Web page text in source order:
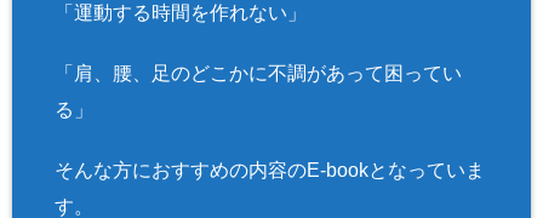
「運動する時間を作れない」
「肩、腰、足のどこかに不調があって困ってい
る」
そんな方におすすめの内容のE-bookとなっていま
す。